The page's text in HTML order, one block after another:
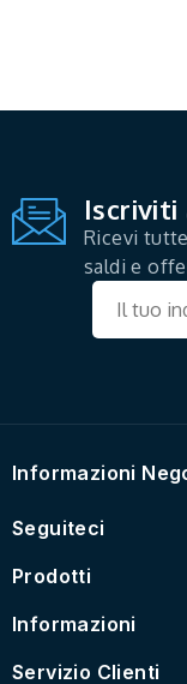
Ricevi
saldi e
Informazioni
Seguiteci
Prodotti
Informazioni
Servizio Clienti